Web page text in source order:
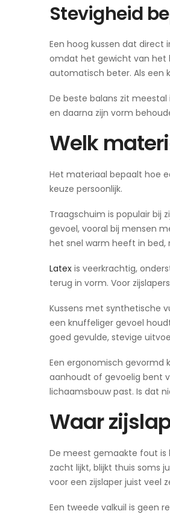
Stevigheid
Een hoog kussen dat direct
omdat het gewicht van het
automatisch beter. Als een
De beste balans zit
en daarna zijn vorm
Welk
Het materiaal bepaalt hoe
keuze persoonlijk.
Traagschuim is populair bij
gevoel, vooral bij mensen
het snel warm heeft in
Latex is veerkrachtig,
terug in vorm. Voor
Kussens met synthetische
een knuffeliger gevoel
goed gevulde, stevige
Een ergonomisch gevormd
aanhoudt of gevoelig bent
lichaamsbouw past. Is dat
Waar
De meest gemaakte fout is
zacht lijkt, blijkt thuis soms
voor een zijslaper juist veel
Een tweede valkuil is geen